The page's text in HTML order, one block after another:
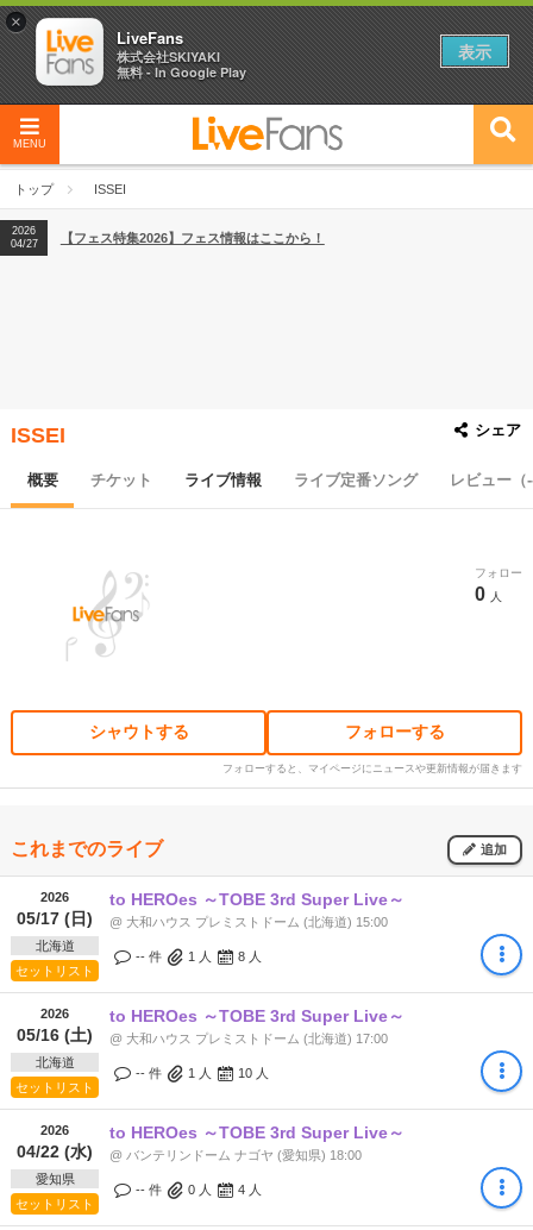
MENU
トップ ISSEI
2026
04/27
2026
【ライブ動員ランキング】2026年上半期編発表！
2026
04/27
【フェス特集2026】フェス情報はここから！
ISSEI シェア
概要 チケット ライブ情報 ライブ定番ソング レビュー（
フォロー
0 人
シャウトする フォローする
フォローすると、マイページにニュースや更新情報が届きます
これまでのライブ 追加
2026
05/17 (日)
北海道
セットリスト
to HEROes ～TOBE 3rd Super Live～
@ 大和ハウス プレミストドーム (北海道) 15:00
-- 件 1 人 8 人
2026
05/16 (土)
北海道
セットリスト
to HEROes ～TOBE 3rd Super Live～
@ 大和ハウス プレミストドーム (北海道) 17:00
-- 件 1 人 10 人
2026
04/22 (水)
愛知県
セットリスト
to HEROes ～TOBE 3rd Super Live～
@ バンテリンドーム ナゴヤ (愛知県) 18:00
-- 件 0 人 4 人
×
LiveFans
株式会社SKIYAKI
無料 - In Google Play
表示